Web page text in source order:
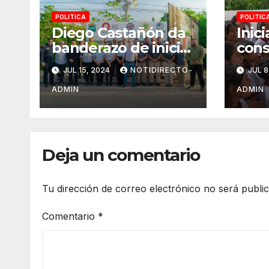
POLITICA
Diego Castañón da
banderazo de inicio
a Operativo Verano
Seguro 2024
JUL 15, 2024 NOTIDIRECTO-
ADMIN
JUL
ADMIN
Deja un comentario
Tu dirección de correo electrónico no será
Comentario *